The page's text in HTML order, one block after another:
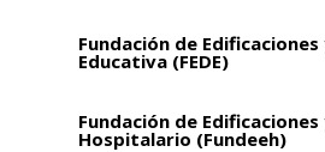
Fundación de
Educativa (FEDE)
Fundación de
Hospitalario (Fundeeh)